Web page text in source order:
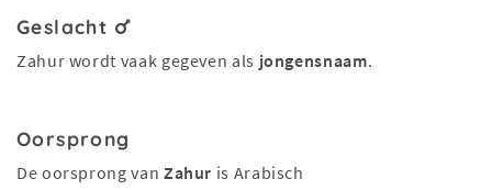
Geslacht
Zahur wordt vaak gegeven als jongensnaam.
Oorsprong
De oorsprong van Zahur is Arabisch